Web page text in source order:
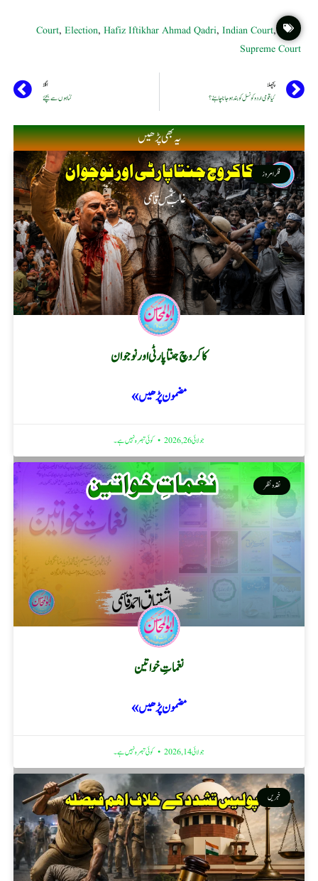
Court,Election,Hafiz Iftikhar Ahmad Qadri,Indian Court,
Supreme Court
پچھلا
کیا قومی اردو کونسل کو بند ہوجانا چاہئے؟
اگلا
گناہوں سے بچئے
یہ بھی پڑھیں
فکر امروز
کاکروچ جنتا پارٹی اور نوجوان
مضمون پڑھیں »
جولائی 26, 2026 کوئی تبصرہ نہیں ہے۔
نقد ونظر
نغماتِ خواتین
مضمون پڑھیں »
جولائی 14, 2026 کوئی تبصرہ نہیں ہے۔
خبریں